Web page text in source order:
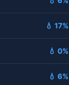
💧 17%
💧 0%
💧 6%